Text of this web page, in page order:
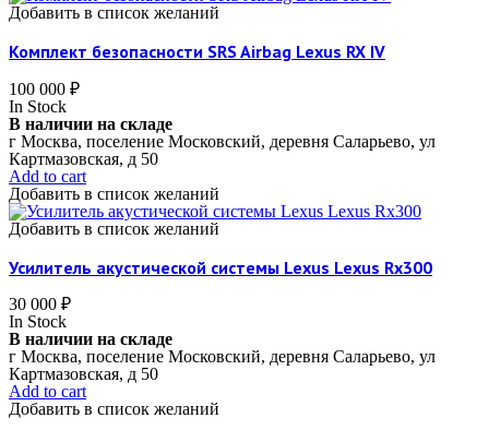
Добавить в список желаний
Комплект безопасности SRS Airbag Lexus RX IV
100 000 ₽
In Stock
В наличии на складе
г Москва, поселение Московский, деревня Саларьево, ул
Картмазовская, д 50
Add to cart
Добавить в список желаний
Добавить в список желаний
Усилитель акустической системы Lexus Lexus Rx300
30 000 ₽
In Stock
В наличии на складе
г Москва, поселение Московский, деревня Саларьево, ул
Картмазовская, д 50
Add to cart
Добавить в список желаний